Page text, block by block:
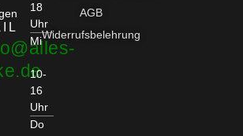
18
Uhr
Mi
10-
16
Uhr
Do
AGB
Widerrufsbelehrung